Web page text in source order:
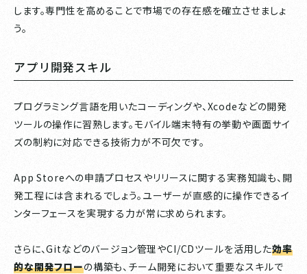
します。専門性を高めることで市場での存在感を確立させましょ
う。
アプリ開発スキル
プログラミング言語を用いたコーディングや、Xcodeなどの開発
ツールの操作に習熟します。モバイル端末特有の挙動や画面サイ
ズの制約に対応できる技術力が不可欠です。
App Storeへの申請プロセスやリリースに関する実務知識も、開
発工程には含まれるでしょう。ユーザーが直感的に操作できるイ
ンターフェースを実現する力が常に求められます。
さらに、Gitなどのバージョン管理やCI/CDツールを活用した効率
的な開発フローの構築も、チーム開発において重要なスキルで